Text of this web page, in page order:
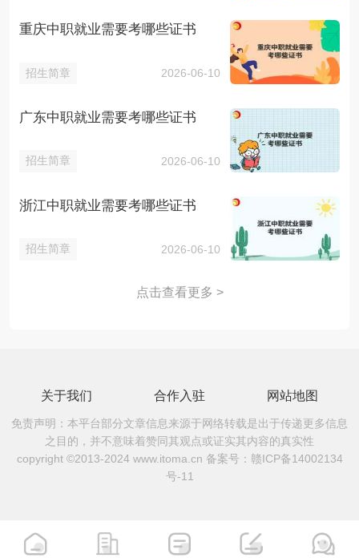
重庆中职就业需要考哪些证书
招生简章 2026-06-10
广东中职就业需要考哪些证书
招生简章 2026-06-10
浙江中职就业需要考哪些证书
招生简章 2026-06-10
点击查看更多 >
关于我们 合作入驻 网站地图
免责声明：本平台部分文章信息来源于网络转载是出于传递更多信息
之目的，并不意味着赞同其观点或证实其内容的真实性
copyright ©2013-2024 www.itoma.cn 备案号： 赣ICP备14002134
号-11